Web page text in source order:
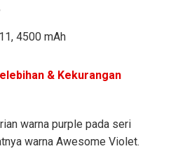
4500 mAh
& Kekurangan
warna purple pada seri
warna Awesome Violet.